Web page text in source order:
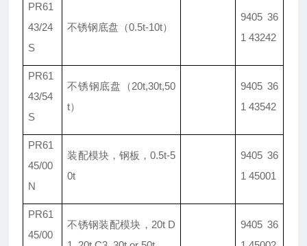
PR61
43/24
S
不锈钢底盘（0.5t-10t）
9405 36
1 43242
PR61
43/54
S
不锈钢底盘
（20t,30t,50
t）
9405 36
1 43542
PR61
45/00
N
装配模块，钢板，0.5t-5
0t
9405 36
1 45001
PR61
45/00
不锈钢装配模块 ，20t D
9405 36